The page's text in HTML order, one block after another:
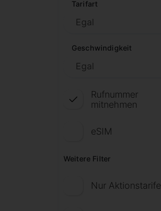
Tarifart
Geschwindigkeit
Rufnummer
mitnehmen
eSIM
Weitere Filter
Nur Aktionstarife